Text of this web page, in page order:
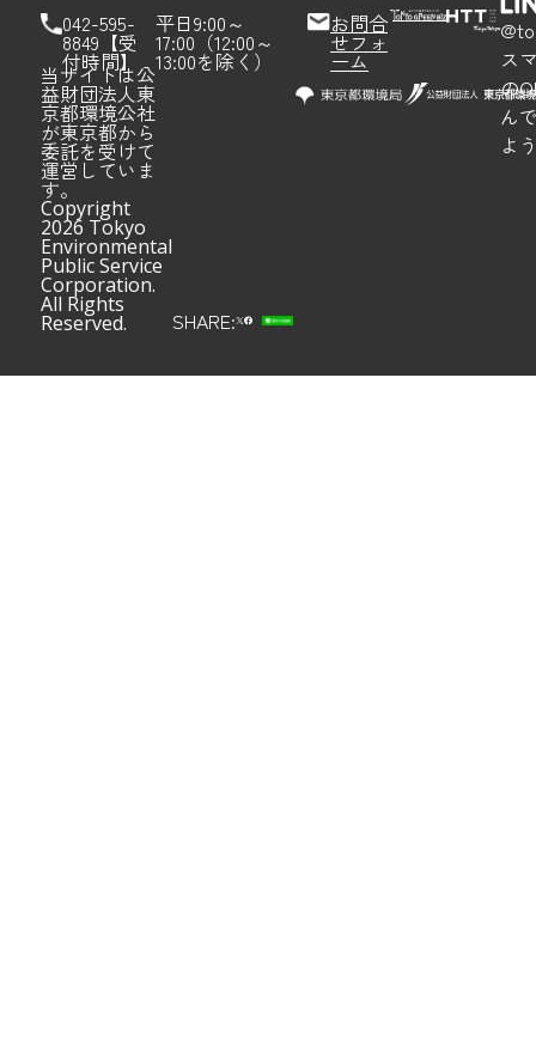
042-595-
8849【受
付時間】
平日9:00～
17:00（12:00～
13:00を除く）
お問合
せフォ
ーム
当サイトは公
益財団法人東
京都環境公社
が東京都から
委託を受けて
運営していま
す。
Copyright
2026 Tokyo
Environmental
Public Service
Corporation.
All Rights
Reserved. SHARE:
ス
の
ん
よ